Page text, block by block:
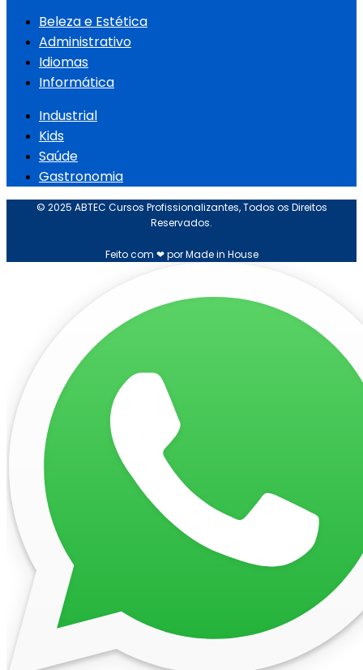
Beleza e Estética
Administrativo
Idiomas
Informática
Industrial
Kids
Saúde
Gastronomia
© 2025 ABTEC Cursos Profissionalizantes, Todos os Direitos
Reservados.
Feito com ❤ por Made in House